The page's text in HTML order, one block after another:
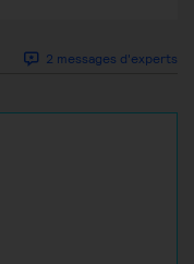
2 messages d'experts